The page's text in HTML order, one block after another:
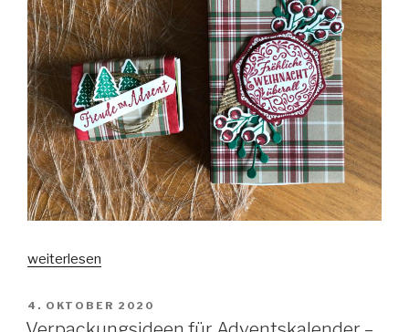
„Verpackungsideen
Adventskalender
–
weiterlesen
VERÖFFENTLICHT
AM
4. OKTOBER 2020